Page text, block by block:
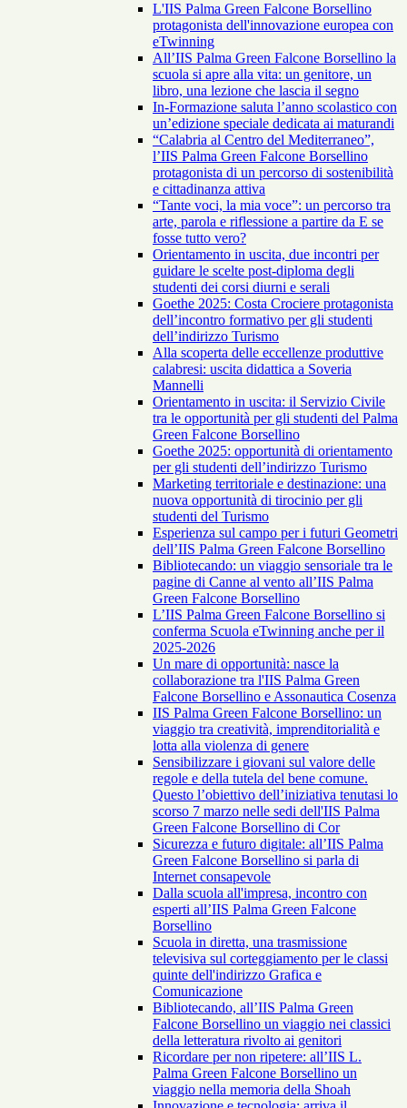
L'IIS Palma Green Falcone Borsellino
protagonista dell'innovazione europea con
eTwinning
All’IIS Palma Green Falcone Borsellino la
scuola si apre alla vita: un genitore, un
libro, una lezione che lascia il segno
In-Formazione saluta l’anno scolastico con
un’edizione speciale dedicata ai maturandi
“Calabria al Centro del Mediterraneo”,
l’IIS Palma Green Falcone Borsellino
protagonista di un percorso di sostenibilità
e cittadinanza attiva
“Tante voci, la mia voce”: un percorso tra
arte, parola e riflessione a partire da E se
fosse tutto vero?
Orientamento in uscita, due incontri per
guidare le scelte post-diploma degli
studenti dei corsi diurni e serali
Goethe 2025: Costa Crociere protagonista
dell’incontro formativo per gli studenti
dell’indirizzo Turismo
Alla scoperta delle eccellenze produttive
calabresi: uscita didattica a Soveria
Mannelli
Orientamento in uscita: il Servizio Civile
tra le opportunità per gli studenti del Palma
Green Falcone Borsellino
Goethe 2025: opportunità di orientamento
per gli studenti dell’indirizzo Turismo
Marketing territoriale e destinazione: una
nuova opportunità di tirocinio per gli
studenti del Turismo
Esperienza sul campo per i futuri Geometri
dell’IIS Palma Green Falcone Borsellino
Bibliotecando: un viaggio sensoriale tra le
pagine di Canne al vento all’IIS Palma
Green Falcone Borsellino
L’IIS Palma Green Falcone Borsellino si
conferma Scuola eTwinning anche per il
2025-2026
Un mare di opportunità: nasce la
collaborazione tra l'IIS Palma Green
Falcone Borsellino e Assonautica Cosenza
IIS Palma Green Falcone Borsellino: un
viaggio tra creatività, imprenditorialità e
lotta alla violenza di genere
Sensibilizzare i giovani sul valore delle
regole e della tutela del bene comune.
Questo l’obiettivo dell’iniziativa tenutasi lo
scorso 7 marzo nelle sedi dell'IIS Palma
Green Falcone Borsellino di Cor
Sicurezza e futuro digitale: all’IIS Palma
Green Falcone Borsellino si parla di
Internet consapevole
Dalla scuola all'impresa, incontro con
esperti all’IIS Palma Green Falcone
Borsellino
Scuola in diretta, una trasmissione
televisiva sul corteggiamento per le classi
quinte dell'indirizzo Grafica e
Comunicazione
Bibliotecando, all’IIS Palma Green
Falcone Borsellino un viaggio nei classici
della letteratura rivolto ai genitori
Ricordare per non ripetere: all’IIS L.
Palma Green Falcone Borsellino un
viaggio nella memoria della Shoah